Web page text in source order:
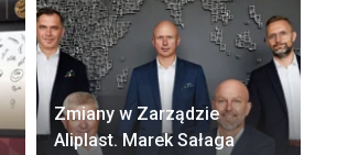
Zmiany w Zarządzie
Aliplast. Marek Sałaga